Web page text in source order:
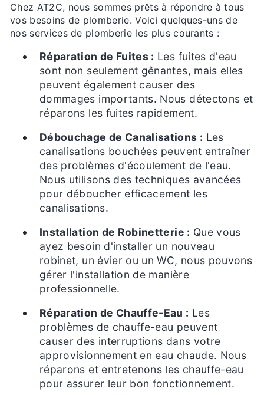
Chez AT2C, nous sommes prêts à répondre à tous
vos besoins de plomberie. Voici quelques-uns de
nos services de plomberie les plus courants :
Réparation de Fuites : Les fuites d'eau
sont non seulement gênantes, mais elles
peuvent également causer des
dommages importants. Nous détectons et
réparons les fuites rapidement.
Débouchage de Canalisations : Les
canalisations bouchées peuvent entraîner
des problèmes d'écoulement de l'eau.
Nous utilisons des techniques avancées
pour déboucher efficacement les
canalisations.
Installation de Robinetterie : Que vous
ayez besoin d'installer un nouveau
robinet, un évier ou un WC, nous pouvons
gérer l'installation de manière
professionnelle.
Réparation de Chauffe-Eau : Les
problèmes de chauffe-eau peuvent
causer des interruptions dans votre
approvisionnement en eau chaude. Nous
réparons et entretenons les chauffe-eau
pour assurer leur bon fonctionnement.